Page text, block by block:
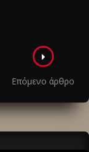
Επόμενο άρθρο